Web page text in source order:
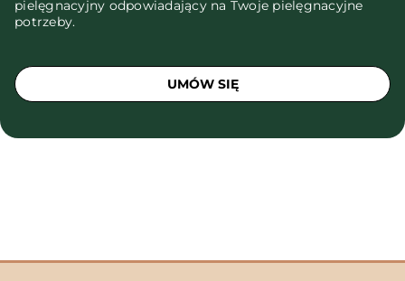
pielęgnacyjny odpowiadający na Twoje pielęgnacyjne
potrzeby.
UMÓW SIĘ